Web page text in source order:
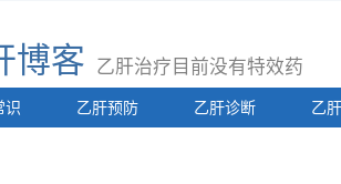
博客 乙肝治疗目前没有特效药
识 乙肝预防 乙肝诊断 乙